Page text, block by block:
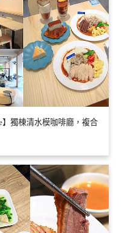
】獨棟清水模咖啡廳，複合